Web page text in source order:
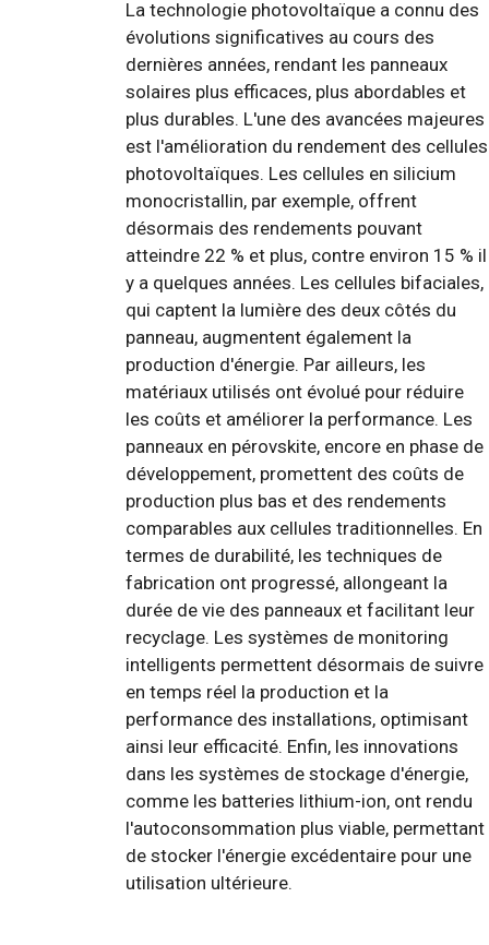
La technologie photovoltaïque a connu des
évolutions significatives au cours des
dernières années, rendant les panneaux
solaires plus efficaces, plus abordables et
plus durables. L'une des avancées majeures
est l'amélioration du rendement des cellules
photovoltaïques. Les cellules en silicium
monocristallin, par exemple, offrent
désormais des rendements pouvant
atteindre 22 % et plus, contre environ 15 % il
y a quelques années. Les cellules bifaciales,
qui captent la lumière des deux côtés du
panneau, augmentent également la
production d'énergie. Par ailleurs, les
matériaux utilisés ont évolué pour réduire
les coûts et améliorer la performance. Les
panneaux en pérovskite, encore en phase de
développement, promettent des coûts de
production plus bas et des rendements
comparables aux cellules traditionnelles. En
termes de durabilité, les techniques de
fabrication ont progressé, allongeant la
durée de vie des panneaux et facilitant leur
recyclage. Les systèmes de monitoring
intelligents permettent désormais de suivre
en temps réel la production et la
performance des installations, optimisant
ainsi leur efficacité. Enfin, les innovations
dans les systèmes de stockage d'énergie,
comme les batteries lithium-ion, ont rendu
l'autoconsommation plus viable, permettant
de stocker l'énergie excédentaire pour une
utilisation ultérieure.